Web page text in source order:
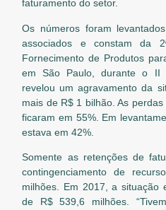
faturamento do setor.
Os números foram
associados e constam da
Fornecimento de Produtos
em São Paulo, durante o II
revelou um agravamento da
mais de R$ 1 bilhão. As
ficaram em 55%. Em
estava em 42%.
Somente as retenções de
contingenciamento de
milhões. Em 2017, a situação
de R$ 539,6 milhões.